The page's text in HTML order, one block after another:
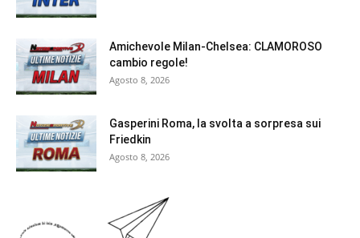
Amichevole Milan-Chelsea: CLAMOROSO
cambio regole!
Agosto 8, 2026
Gasperini Roma, la svolta a sorpresa sui
Friedkin
Agosto 8, 2026